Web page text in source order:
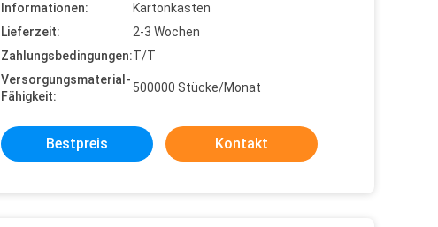
Informationen:
Kartonkasten
Lieferzeit:
2-3 Wochen
Zahlungsbedingungen:T/T
Versorgungsmaterial-
Fähigkeit:
500000 Stücke/Monat
Bestpreis Kontakt